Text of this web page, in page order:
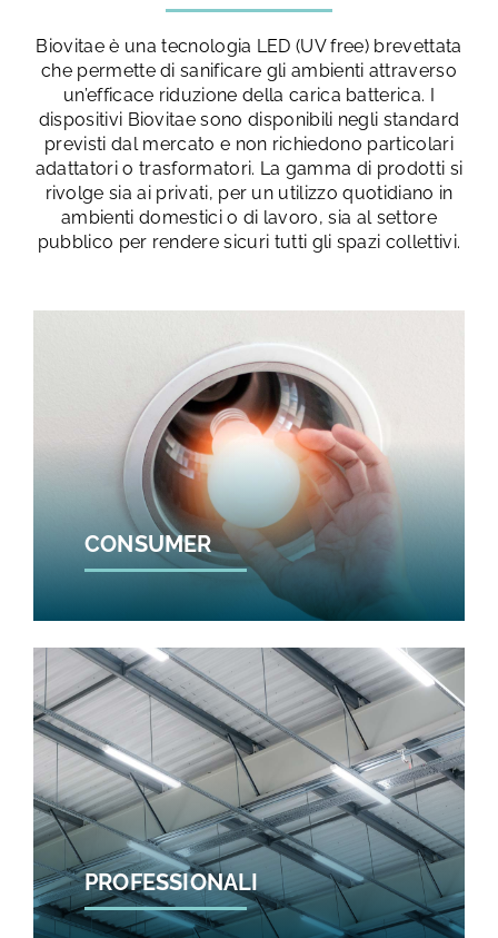
AREA RISERVATA
Biovitae è una tecnologia LED (UV free) brevettata
che permette di sanificare gli ambienti attraverso
un’efficace riduzione della carica batterica. I
dispositivi Biovitae sono disponibili negli standard
previsti dal mercato e non richiedono particolari
adattatori o trasformatori. La gamma di prodotti si
rivolge sia ai privati, per un utilizzo quotidiano in
ambienti domestici o di lavoro, sia al settore
pubblico per rendere sicuri tutti gli spazi collettivi.
CONSUMER
PROFESSIONALI